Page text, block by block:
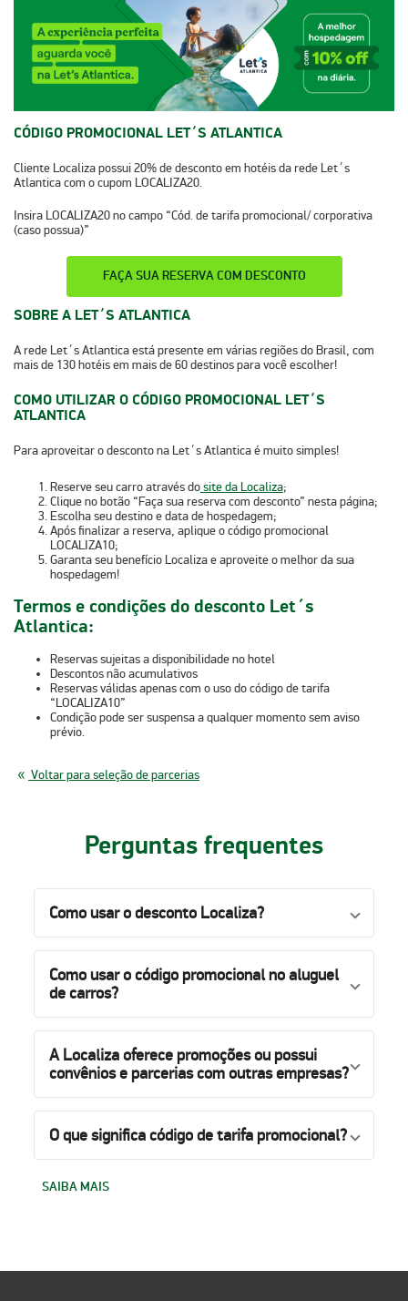
CÓDIGO PROMOCIONAL LET´S ATLANTICA
Cliente Localiza possui20% de descontoem hotéis da rede Let´s
Atlantica com o cupom LOCALIZA20.
Insira LOCALIZA20 no campo “Cód. de tarifa promocional/ corporativa
(caso possua)”
FAÇA SUA RESERVA COM DESCONTO
SOBRE A LET´S ATLANTICA
A rede Let´s Atlantica está presente em várias regiões do Brasil, com
mais de 130 hotéis em mais de 60 destinos para você escolher!
COMO UTILIZAR O CÓDIGO PROMOCIONAL LET´S
ATLANTICA
Para aproveitar o desconto na Let´s Atlantica é muito simples!
Reserve seu carro através dosite da Localiza;
Clique no botão “Faça sua reserva com desconto” nesta página;
Escolha seu destino e data de hospedagem;
Após finalizar a reserva, aplique o código promocional
LOCALIZA10;
Garanta seu benefício Localiza e aproveite o melhor da sua
hospedagem!
Termos e condições do desconto Let´s
Atlantica:
Reservas sujeitas a disponibilidade no hotel
Descontos não acumulativos
Reservas válidas apenas com o uso do código de tarifa
“LOCALIZA10”
Condição pode ser suspensa a qualquer momento sem aviso
prévio.
Voltar para seleção de parcerias
Perguntas frequentes
Como usar o desconto Localiza?
Como usar o código promocional no aluguel
de carros?
A Localiza oferece promoções ou possui
convênios e parcerias com outras empresas?
O que significa código de tarifa promocional?
SAIBA MAIS